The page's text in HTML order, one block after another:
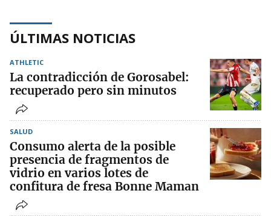
ÚLTIMAS NOTICIAS
ATHLETIC
La contradicción de Gorosabel:
recuperado pero sin minutos
SALUD
Consumo alerta de la posible
presencia de fragmentos de
vidrio en varios lotes de
confitura de fresa Bonne Maman